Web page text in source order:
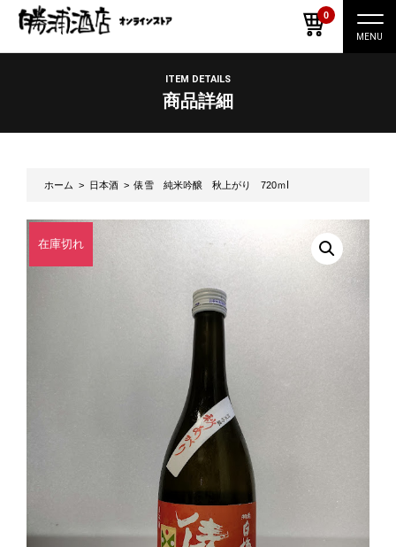
ナ
ビ
切
0
ITEM DETAILS
商品詳細
ホーム > 日本酒> 俵雪 純米吟醸 秋上がり 720ｍⅼ
在庫切れ